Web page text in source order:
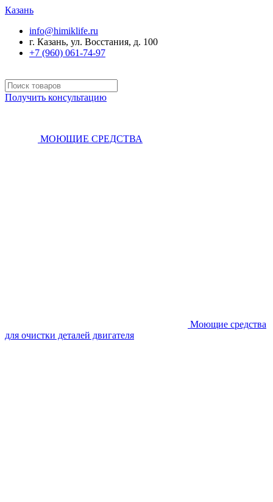
Казань
info@himiklife.ru
г. Казань, ул. Восстания, д. 100
+7 (960) 061-74-97
Получить консультацию
МОЮЩИЕ СРЕДСТВА
Моющие средства
для очистки деталей двигателя